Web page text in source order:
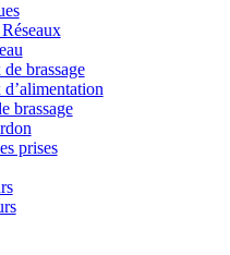
brassage
brassage
prises